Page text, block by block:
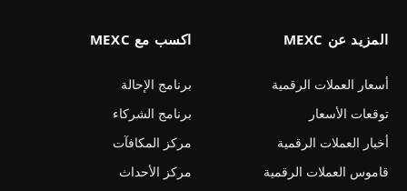
المزيد عن MEXC
أسعار العملات الرقمية
توقعات الأسعار
أخبار العملات الرقمية
قاموس العملات الرقمية
اكسب مع MEXC
برنامج الإحالة
برنامج الشركاء
مركز المكافآت
مركز الأحداث